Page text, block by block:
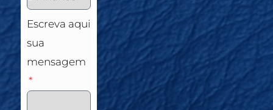
Escreva aqui
sua
mensagem